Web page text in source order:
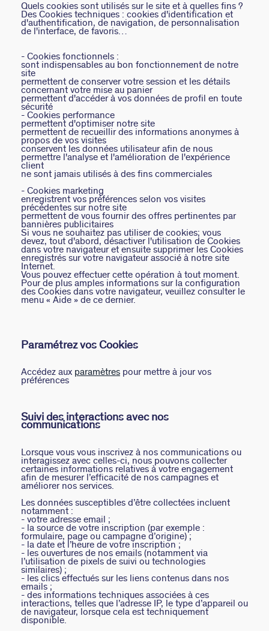
Quels cookies sont utilisés sur le site et à quelles fins ?
Des Cookies techniques : cookies d'identification et
d'authentification, de navigation, de personnalisation
de l'interface, de favoris…
- Cookies fonctionnels :
sont indispensables au bon fonctionnement de notre
site
permettent de conserver votre session et les détails
concernant votre mise au panier
permettent d'accéder à vos données de profil en toute
sécurité
- Cookies performance
permettent d'optimiser notre site
permettent de recueillir des informations anonymes à
propos de vos visites
conservent les données utilisateur afin de nous
permettre l'analyse et l'amélioration de l'expérience
client
ne sont jamais utilisés à des fins commerciales
- Cookies marketing
enregistrent vos préférences selon vos visites
précédentes sur notre site
permettent de vous fournir des offres pertinentes par
bannières publicitaires
Si vous ne souhaitez pas utiliser de cookies; vous
devez, tout d'abord, désactiver l'utilisation de Cookies
dans votre navigateur et ensuite supprimer les Cookies
enregistrés sur votre navigateur associé à notre site
Internet.
Vous pouvez effectuer cette opération à tout moment.
Pour de plus amples informations sur la configuration
des Cookies dans votre navigateur, veuillez consulter le
menu « Aide » de ce dernier.
Paramétrez vos Cookies
Accédez aux paramètres pour mettre à jour vos
préférences
Suivi des interactions avec nos
communications
Lorsque vous vous inscrivez à nos communications ou
interagissez avec celles-ci, nous pouvons collecter
certaines informations relatives à votre engagement
afin de mesurer l’efficacité de nos campagnes et
améliorer nos services.
Les données susceptibles d’être collectées incluent
notamment :
- votre adresse email ;
- la source de votre inscription (par exemple :
formulaire, page ou campagne d’origine) ;
- la date et l’heure de votre inscription ;
- les ouvertures de nos emails (notamment via
l’utilisation de pixels de suivi ou technologies
similaires) ;
- les clics effectués sur les liens contenus dans nos
emails ;
- des informations techniques associées à ces
interactions, telles que l’adresse IP, le type d’appareil ou
de navigateur, lorsque cela est techniquement
disponible.